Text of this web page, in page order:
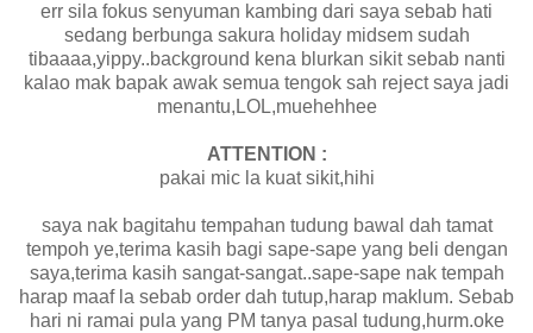
err sila fokus senyuman kambing dari saya sebab hati
sedang berbunga sakura holiday midsem sudah
tibaaaa,yippy..background kena blurkan sikit sebab nanti
kalao mak bapak awak semua tengok sah reject saya jadi
menantu,LOL,muehehhee
ATTENTION :
pakai mic la kuat sikit,hihi
saya nak bagitahu tempahan tudung bawal dah tamat
tempoh ye,terima kasih bagi sape-sape yang beli dengan
saya,terima kasih sangat-sangat..sape-sape nak tempah
harap maaf la sebab order dah tutup,harap maklum. Sebab
hari ni ramai pula yang PM tanya pasal tudung,hurm.oke